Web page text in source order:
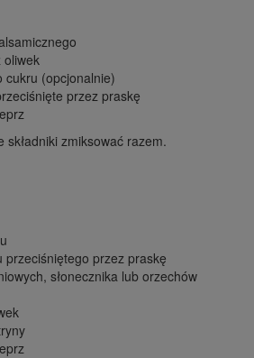
oliwek
cukru (opcjonalnie)
przez praskę
składniki zmiksować razem.
przeciśniętego przez praskę
słonecznika lub orzechów